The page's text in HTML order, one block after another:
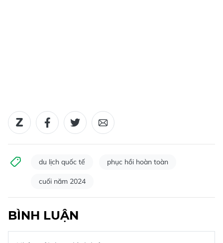
du lịch quốc tế phục hồi hoàn toàn
cuối năm 2024
BÌNH LUẬN